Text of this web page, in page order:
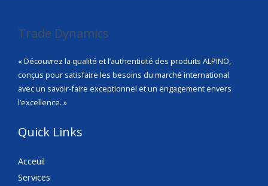
Trade Dynamics
« Découvrez la qualité et l’authenticité des produits ALPINO,
conçus pour satisfaire les besoins du marché international
avec un savoir-faire exceptionnel et un engagement envers
l’excellence. »
Quick Links
Acceuil
Services